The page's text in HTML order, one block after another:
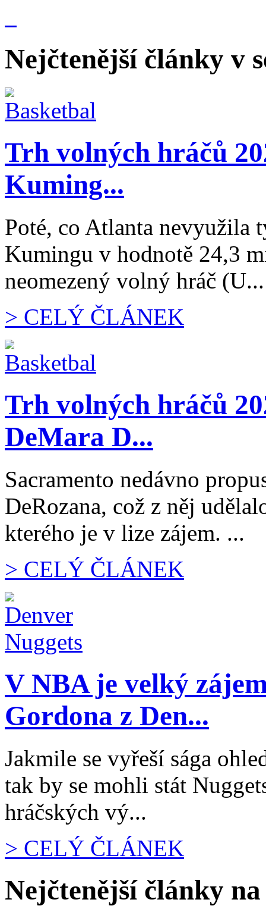
Nejčtenější články v
Trh volných hráčů
Kuming...
Poté, co Atlanta nevyužila
Kumingu v hodnotě 24,3
neomezený volný hráč (U...
> CELÝ ČLÁNEK
Trh volných hráčů
DeMara D...
Sacramento nedávno
DeRozana, což z něj
kterého je v lize zájem. ...
> CELÝ ČLÁNEK
V NBA je velký
Gordona z Den...
Jakmile se vyřeší sága
tak by se mohli stát
hráčských vý...
> CELÝ ČLÁNEK
Nejčtenější články